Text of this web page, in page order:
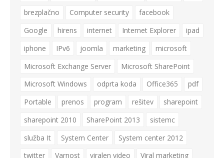
brezplačno
Computer security
facebook
Google
hirens internet Internet Explorer
ipad
iphone
IPv6 joomla marketing
microsoft
Microsoft Exchange Server
Microsoft SharePoint
Microsoft Windows
odprta koda Office365
pdf
Portable
prenos program rešitev
sharepoint
sharepoint 2010
SharePoint 2013
sistemc
služba It
System Center
System center 2012
twitter
Varnost viralen video
Viral marketing